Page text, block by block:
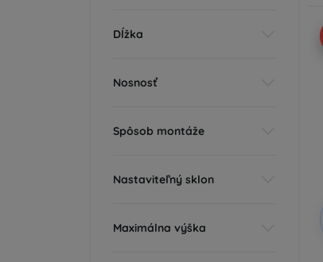
Dĺžka
Nosnosť
Spôsob montáže
Nastaviteľný sklon
Maximálna výška